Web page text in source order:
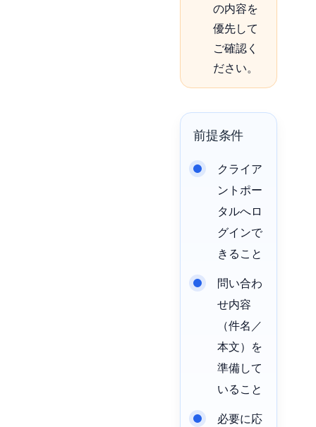
の内容を
優先して
ご確認く
ださい。
前提条件
クライア
ントポー
タルへロ
グインで
きること
問い合わ
せ内容
（件名／
本文）を
準備して
いること
必要に応